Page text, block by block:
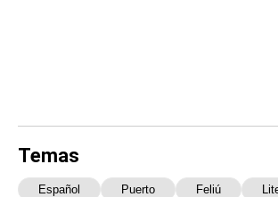
Temas
Español Puerto Feliú